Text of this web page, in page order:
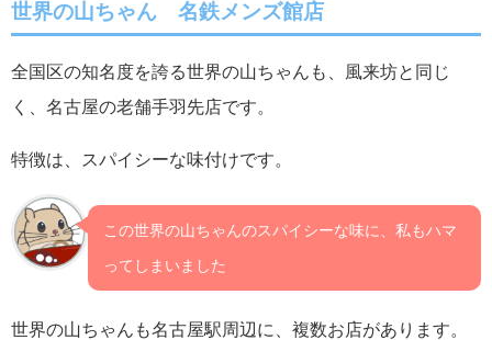
世界の山ちゃん 名鉄メンズ館店
全国区の知名度を誇る世界の山ちゃんも、風来坊と同じ
く、名古屋の老舗手羽先店です。
特徴は、スパイシーな味付けです。
この世界の山ちゃんのスパイシーな味に、私もハマ
ってしまいました
世界の山ちゃんも名古屋駅周辺に、複数お店があります。